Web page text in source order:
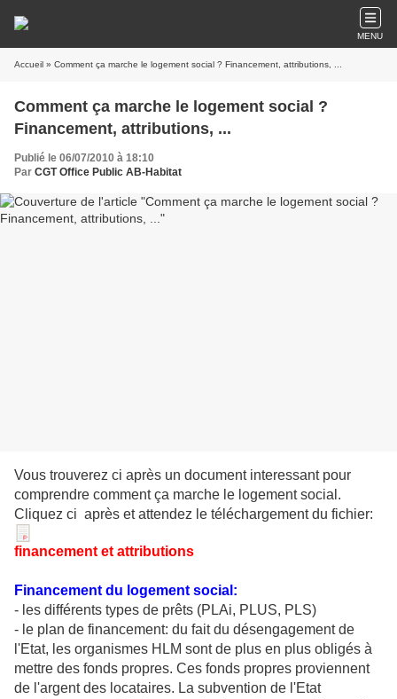
MENU
Accueil » Comment ça marche le logement social ? Financement, attributions, ...
Comment ça marche le logement social ?
Financement, attributions, ...
Publié le 06/07/2010 à 18:10
Par CGT Office Public AB-Habitat
Vous trouverez ci après un document interessant pour
comprendre comment ça marche le logement social.
Cliquez ci après et attendez le téléchargement du fichier:
financement et attributions
Financement du logement social:
- les différents types de prêts (PLAi, PLUS, PLS)
- le plan de financement: du fait du désengagement de
l'Etat, les organismes HLM sont de plus en plus obligés à
mettre des fonds propres. Ces fonds propres proviennent
de l'argent des locataires. La subvention de l'Etat